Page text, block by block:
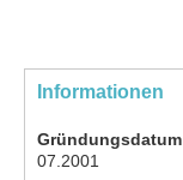
Informationen
Gründungsdatum
07.2001